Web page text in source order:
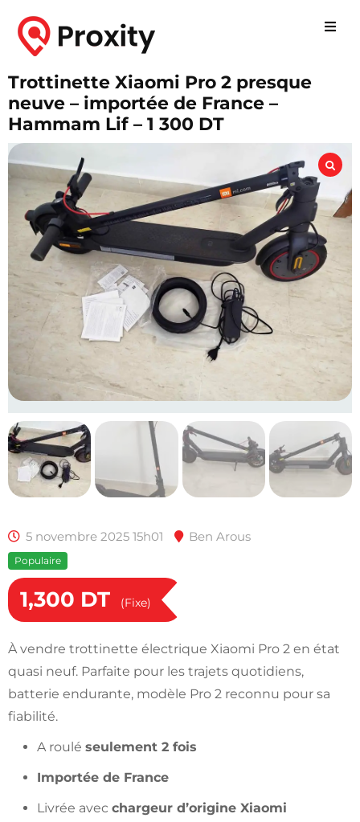
Trottinette Xiaomi Pro 2 presque
neuve – importée de France –
Hammam Lif – 1 300 DT
5 novembre 2025 15h01 Ben Arous
Populaire
1,300 DT (Fixe)
À vendre trottinette électrique Xiaomi Pro 2 en état
quasi neuf. Parfaite pour les trajets quotidiens,
batterie endurante, modèle Pro 2 reconnu pour sa
fiabilité.
A roulé seulement 2 fois
Importée de France
Livrée avec chargeur d’origine Xiaomi